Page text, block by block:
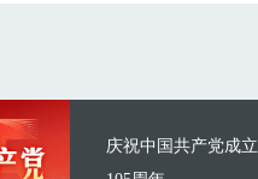
庆祝中国共产党成立